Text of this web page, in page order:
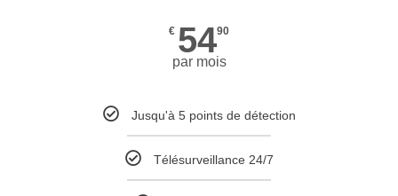
€ 5490
par mois
Jusqu'à 5 points de détection
Télésurveillance 24/7